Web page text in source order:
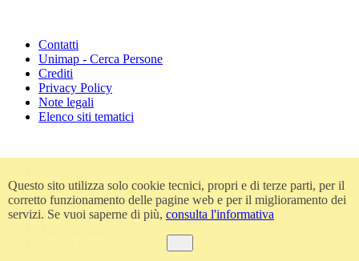
Contatti
Unimap - Cerca Persone
Crediti
Privacy Policy
Note legali
Elenco siti tematici
Accessibilità
Amministrazione trasparente
Atti di notifica
Questo sito utilizza solo cookie tecnici, propri e di terze parti, per il
corretto funzionamento delle pagine web e per il miglioramento dei
servizi. Se vuoi saperne di più, consulta l'informativa